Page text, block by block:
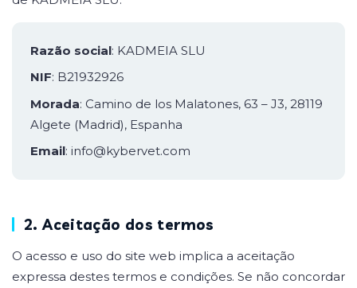
Razão social: KADMEIA SLU
NIF: B21932926
Morada: Camino de los Malatones, 63 – J3, 28119
Algete (Madrid), Espanha
Email: info@kybervet.com
2. Aceitação dos termos
O acesso e uso do site web implica a aceitação
expressa destes termos e condições. Se não concordar